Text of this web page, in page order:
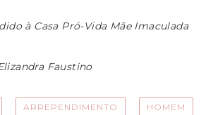
à Casa Pró-Vida Mãe Imaculada
Faustino
ARREPENDIMENTO HOMEM